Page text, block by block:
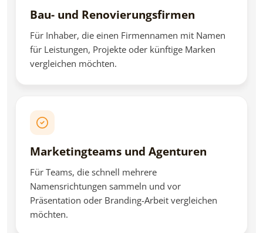
Bau- und Renovierungsfirmen
Für Inhaber, die einen Firmennamen mit Namen
für Leistungen, Projekte oder künftige Marken
vergleichen möchten.
Marketingteams und Agenturen
Für Teams, die schnell mehrere
Namensrichtungen sammeln und vor
Präsentation oder Branding-Arbeit vergleichen
möchten.